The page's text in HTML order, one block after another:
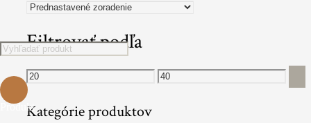
search
Produkt
Filtrovať podľa
Minimálna
cena
Maximálna
cena
Kategórie produktov